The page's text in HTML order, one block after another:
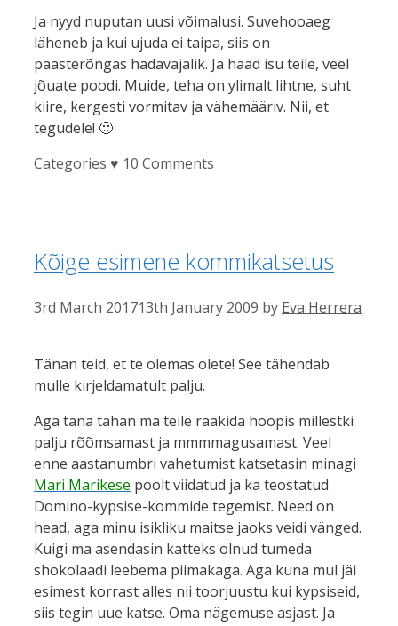
Ja nyyd nuputan uusi võimalusi. Suvehooaeg
läheneb ja kui ujuda ei taipa, siis on
päästerõngas hädavajalik. Ja hääd isu teile, veel
jõuate poodi. Muide, teha on ylimalt lihtne, suht
kiire, kergesti vormitav ja vähemääriv. Nii, et
tegudele! 🙂
Categories ♥ 10 Comments
Kõige esimene kommikatsetus
3rd March 201713th January 2009 by Eva Herrera
Tänan teid, et te olemas olete! See tähendab
mulle kirjeldamatult palju.
Aga täna tahan ma teile rääkida hoopis millestki
palju rõõmsamast ja mmmmagusamast. Veel
enne aastanumbri vahetumist katsetasin minagi
Mari Marikese poolt viidatud ja ka teostatud
Domino-kypsise-kommide tegemist. Need on
head, aga minu isikliku maitse jaoks veidi vänged.
Kuigi ma asendasin katteks olnud tumeda
shokolaadi leebema piimakaga. Aga kuna mul jäi
esimest korrast alles nii toorjuustu kui kypsiseid,
siis tegin uue katse. Oma nägemuse asjast. Ja